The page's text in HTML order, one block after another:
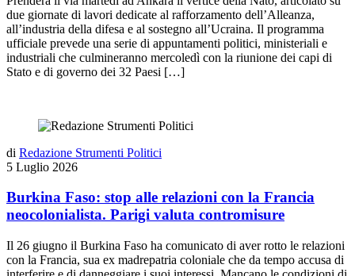
due giornate di lavori dedicate al rafforzamento dell’Alleanza,
all’industria della difesa e al sostegno all’Ucraina. Il programma
ufficiale prevede una serie di appuntamenti politici, ministeriali e
industriali che culmineranno mercoledì con la riunione dei capi di
Stato e di governo dei 32 Paesi […]
di Redazione Strumenti Politici
5 Luglio 2026
Burkina Faso: stop alle relazioni con la Francia
neocolonialista. Parigi valuta contromisure
Il 26 giugno il Burkina Faso ha comunicato di aver rotto le relazioni
con la Francia, sua ex madrepatria coloniale che da tempo accusa di